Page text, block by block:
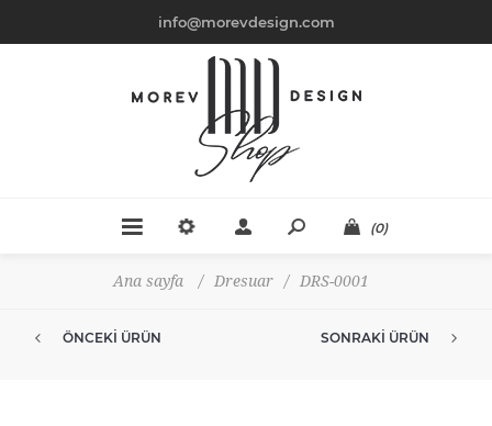
info@morevdesign.com
(0)
Ana sayfa / Dresuar / DRS-0001
ÖNCEKI ÜRÜN SONRAKI ÜRÜN